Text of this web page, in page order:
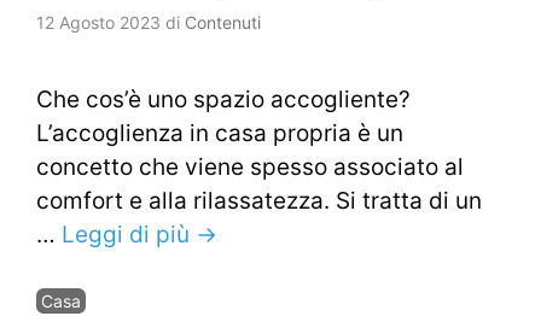
12 Agosto 2023 di Contenuti
Che cos’è uno spazio accogliente?
L’accoglienza in casa propria è un
concetto che viene spesso associato al
comfort e alla rilassatezza. Si tratta di un
… Leggi di più →
Categorie
Casa